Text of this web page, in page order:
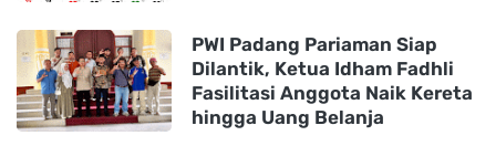
PWI Padang Pariaman Siap
Dilantik, Ketua Idham Fadhli
Fasilitasi Anggota Naik Kereta
hingga Uang Belanja